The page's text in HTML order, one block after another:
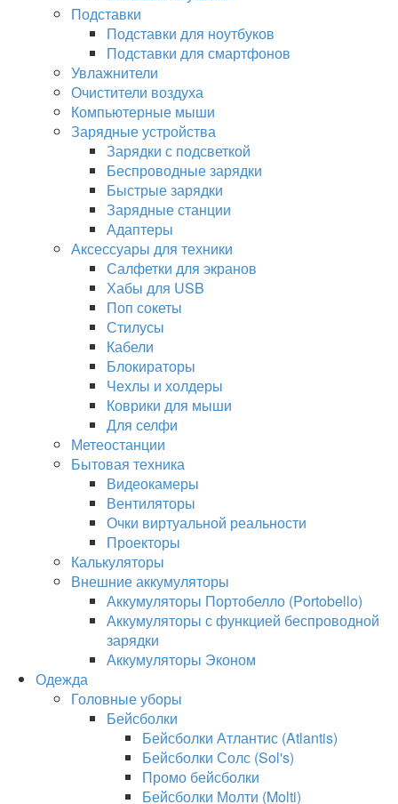
Подставки
Подставки для ноутбуков
Подставки для смартфонов
Увлажнители
Очистители воздуха
Компьютерные мыши
Зарядные устройства
Зарядки с подсветкой
Беспроводные зарядки
Быстрые зарядки
Зарядные станции
Адаптеры
Аксессуары для техники
Салфетки для экранов
Хабы для USB
Поп сокеты
Стилусы
Кабели
Блокираторы
Чехлы и холдеры
Коврики для мыши
Для селфи
Метеостанции
Бытовая техника
Видеокамеры
Вентиляторы
Очки виртуальной реальности
Проекторы
Калькуляторы
Внешние аккумуляторы
Аккумуляторы Портобелло (Portobello)
Аккумуляторы с функцией беспроводной
зарядки
Аккумуляторы Эконом
Одежда
Головные уборы
Бейсболки
Бейсболки Атлантис (Atlantis)
Бейсболки Солс (Sol's)
Промо бейсболки
Бейсболки Молти (Molti)